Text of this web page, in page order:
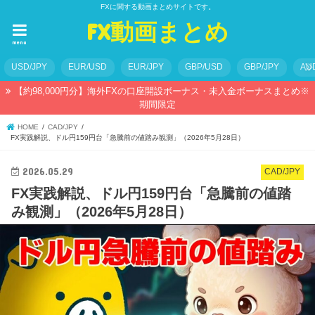
FXに関する動画まとめサイトです。
FX動画まとめ
menu
USD/JPY EUR/USD EUR/JPY GBP/USD GBP/JPY
【約98,000円分】海外FXの口座開設ボーナス・未入金ボーナスまとめ※
期間限定
HOME
CAD/JPY
FX実践解説、ドル円159円台「急騰前の値踏み観測」（2026年5月28日）
CAD/JPY
2026.05.29
FX実践解説、ドル円159円台「急騰前の値踏
み観測」（2026年5月28日）